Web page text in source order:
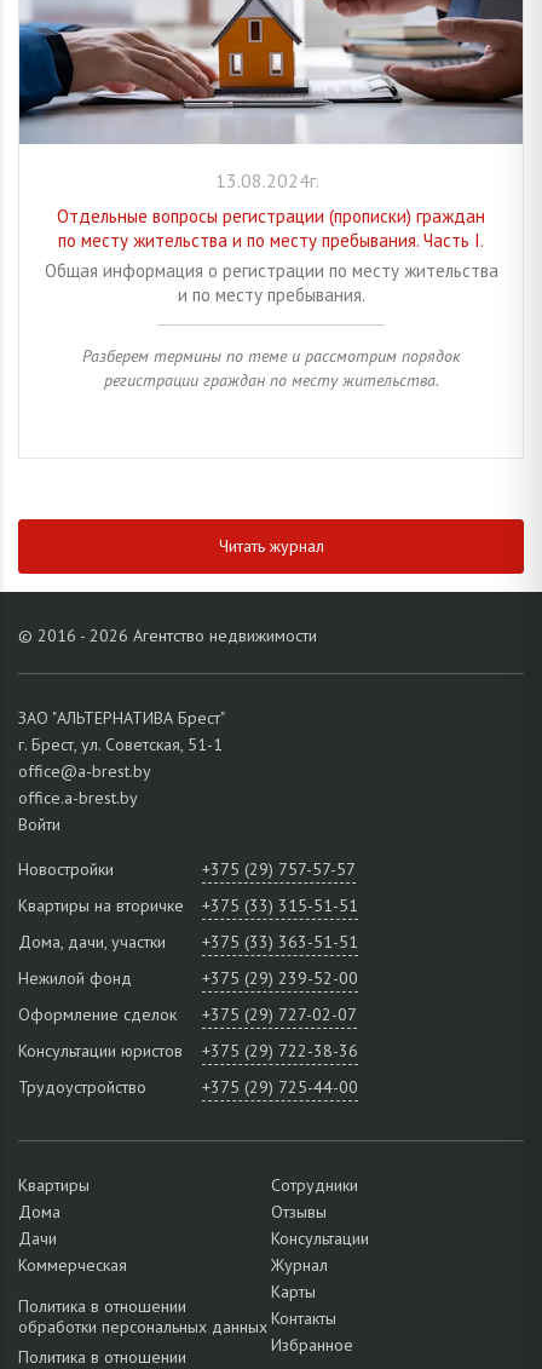
13.08.2024г.
Отдельные вопросы регистрации (прописки) граждан
по месту жительства и по месту пребывания. Часть I.
Общая информация о регистрации по месту жительства
и по месту пребывания.
Разберем термины по теме и рассмотрим порядок
регистрации граждан по месту жительства.
Читать журнал
© 2016 - 2026 Агентство недвижимости
ЗАО "АЛЬТЕРНАТИВА Брест"
г. Брест, ул. Советская, 51-1
office@a-brest.by
office.a-brest.by
Войти
Новостройки
+375 (29) 757-57-57
Квартиры на вторичке
+375 (33) 315-51-51
Дома, дачи, участки
+375 (33) 363-51-51
Нежилой фонд
+375 (29) 239-52-00
Оформление сделок
+375 (29) 727-02-07
Консультации юристов
+375 (29) 722-38-36
Трудоустройство
+375 (29) 725-44-00
Квартиры
Дома
Дачи
Коммерческая
Политика в отношении
обработки персональных данных
Политика в отношении
Сотрудники
Отзывы
Консультации
Журнал
Карты
Контакты
Избранное